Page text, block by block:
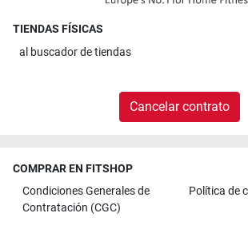
TIENDAS FÍSICAS
al buscador de tiendas
Cancelar contrato
COMPRAR EN FITSHOP
Condiciones Generales de
Contratación (CGC)
Política de